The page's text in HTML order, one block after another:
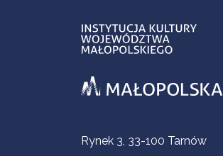
Informacje kontaktowe
Rynek 3, 33-100 Tarnów